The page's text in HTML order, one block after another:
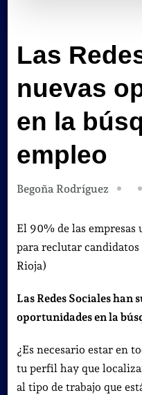
Las
nuevas
en la
empleo
Begoña Rodríguez
El 90% de las empresas
para reclutar
Rioja)
Las Redes Sociales han
oportunidades en la
¿Es necesario estar en
tu perfil hay que
al tipo de trabajo que